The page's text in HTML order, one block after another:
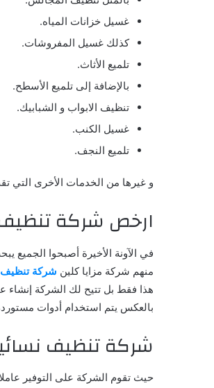
غسيل خزانات المياه.
كذلك غسيل المفروشات.
تلميع الأثاث.
بالإضافة إلى تلميع الأسطح.
تنظيف الابواب و الشبابيك.
غسيل الكنب.
تلميع النجف.
و غيرها من الخدمات الأخرى التي
ارخص شركة
في الآونة الأخيرة أصبحوا الجميع
منهم شركة مزايا كلين شركة تنظيف
هذا فقط بل تتيح لك الشركة إنشاء
بالعكس يتم استخدام أدوات
شركة تنظيف
حيث تقوم الشركة على التوفير